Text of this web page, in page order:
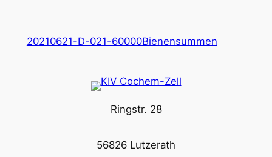
20210621-D-021-60000Bienensummen
Ringstr. 28
56826 Lutzerath